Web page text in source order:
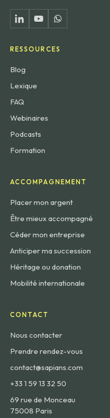
RESSOURCES
Blog
Lexique
FAQ
Webinaires
Podcasts
Formation
ACCOMPAGNEMENT
Placer mon argent
Être mieux accompagné
Céder mon entreprise
Anticiper ma succession
Héritage ou donation
Mobilité internationale
CONTACT
Nous contacter
Prendre rendez-vous
contact@sapians.com
+33 1 59 13 32 50
69 rue de Monceau
75008 Paris